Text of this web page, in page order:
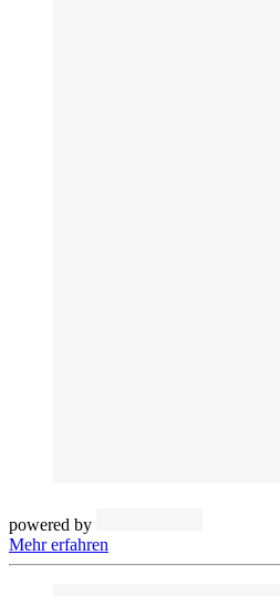
powered by
Mehr erfahren